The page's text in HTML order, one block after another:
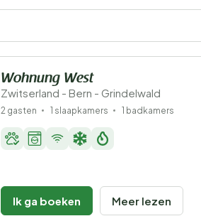
Wohnung West
Zwitserland - Bern - Grindelwald
2 gasten 1 slaapkamers 1 badkamers
Ik ga boeken Meer lezen